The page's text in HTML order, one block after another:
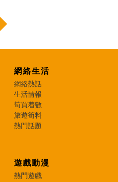
網絡生活
網絡熱話
生活情報
筍買着數
旅遊筍料
熱門話題
遊戲動漫
熱門遊戲